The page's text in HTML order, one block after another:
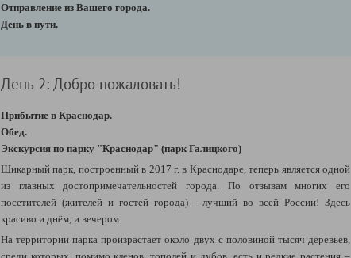
Отправление из Вашего города.
День в пути.
День 2: Добро пожаловать!
Прибытие в Краснодар.
Обед.
Экскурсия по парку "Краснодар" (парк Галицкого)
Шикарный парк, построенный в 2017 г. в Краснодаре, теперь является одной
из главных достопримечательностей города. По отзывам многих его
посетителей (жителей и гостей города) - лучший во всей России! Здесь
красиво и днём, и вечером.
На территории парка произрастает около двух с половиной тысяч деревьев,